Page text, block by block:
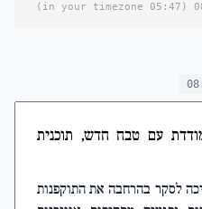
(05:47 in your timezone)
עם טבח חדש, תוכנית
לסקר בהרחבה את התוקפנות